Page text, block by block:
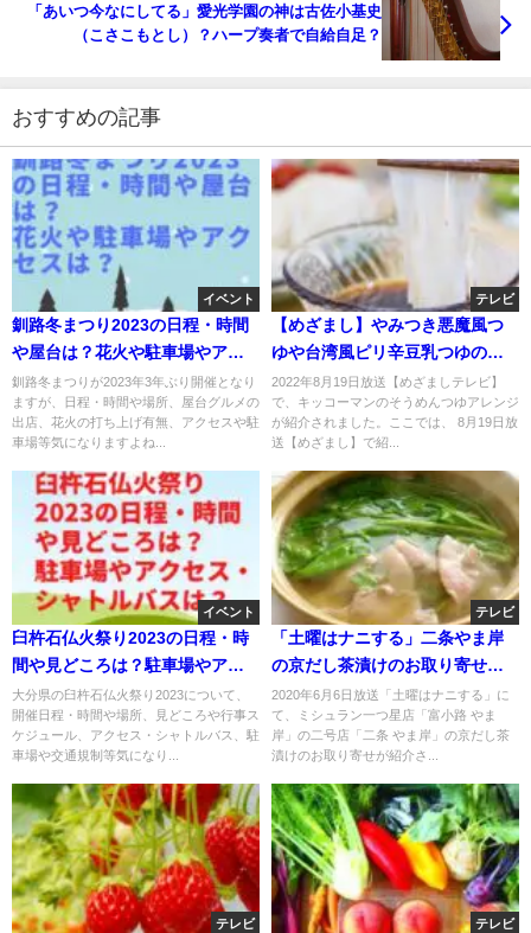
「あいつ今なにしてる」愛光学園の神は古佐小基史
（こさこもとし）？ハープ奏者で自給自足？
おすすめの記事
イベント
釧路冬まつり2023の日程・時間
や屋台は？花火や駐車場やアク
セスは？
釧路冬まつりが2023年3年ぶり開催となり
ますが、日程・時間や場所、屋台グルメの
出店、花火の打ち上げ有無、アクセスや駐
車場等気になりますよね...
テレビ
【めざまし】やみつき悪魔風つ
ゆや台湾風ピリ辛豆乳つゆのレ
シピは？そうめんつゆアレンジ
TOP５！
2022年8月19日放送【めざましテレビ】
で、キッコーマンのそうめんつゆアレンジ
が紹介されました。ここでは、 8月19日放
送【めざまし】で紹...
イベント
臼杵石仏火祭り2023の日程・時
間や見どころは？駐車場やアク
セス・シャトルバスは？
大分県の臼杵石仏火祭り2023について、
開催日程・時間や場所、見どころや行事ス
ケジュール、アクセス・シャトルバス、駐
車場や交通規制等気になり...
テレビ
「土曜はナニする」二条やま岸
の京だし茶漬けのお取り寄せ！
牛しぐれ煮と鯛の昆布締め！
2020年6月6日放送「土曜はナニする」に
て、ミシュラン一つ星店「富小路 やま
岸」の二号店「二条 やま岸」の京だし茶
漬けのお取り寄せが紹介さ...
テレビ テレビ